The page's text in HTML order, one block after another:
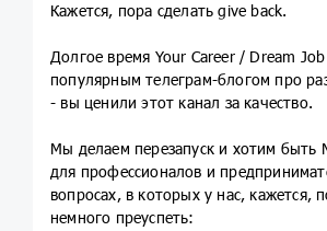
Кажется, пора сделать give back.
Долгое время Your Career / Dream
популярным телеграм-блогом про
- вы ценили этот канал за качество.
Мы делаем перезапуск и хотим быть
для профессионалов и
вопросах, в которых у нас, кажется,
немного преуспеть: